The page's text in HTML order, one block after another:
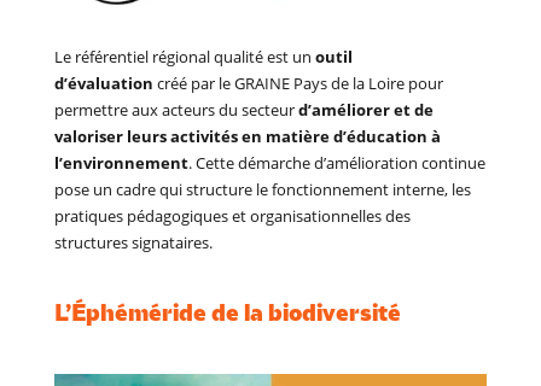
Le référentiel régional qualité est un outil
d’évaluation créé par le GRAINE Pays de la Loire pour
permettre aux acteurs du secteurd’améliorer et de
valoriser leurs activités en matière d’éducation à
l’environnement. Cette démarche d’amélioration continue
pose un cadre qui structure le fonctionnement interne, les
pratiques pédagogiques et organisationnelles des
structures signataires.
L’Éphéméride de la biodiversité